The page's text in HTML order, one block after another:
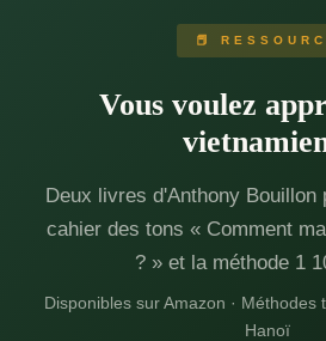
📕
Vous voulez
Deux livres d'Anthony Bouillon
cahier des tons « Comment
? » et la méthode 1
Disponibles sur Amazon · Méthodes
Hanoï